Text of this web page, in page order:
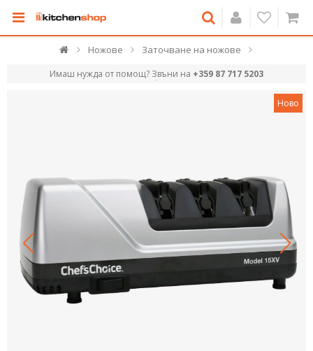
Ножове Заточване на ножове
Имаш нужда от помощ? Звъни на +359 87 717 5203
Ново